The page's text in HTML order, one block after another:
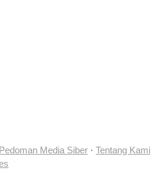
Pedoman Media Siber · Tentang Kami